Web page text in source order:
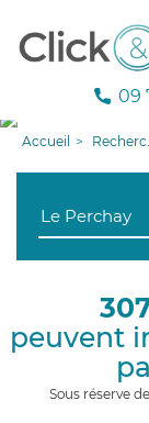
09
Accueil Recherche aide à domicile
peuvent
Sous réserve